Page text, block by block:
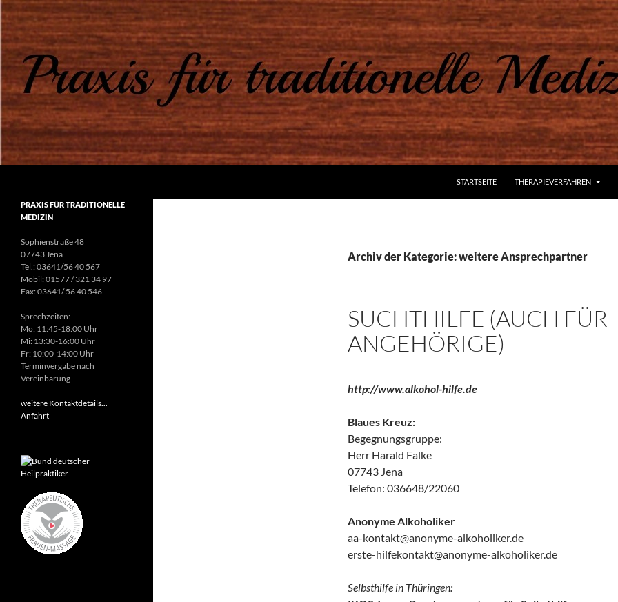
STARTSEITE
THERAPIEVERFAHREN
Archiv der Kategorie: weitere Ansprechpartner
SUCHTHILFE (AUCH FÜR
ANGEHÖRIGE)
http://www.alkohol-hilfe.de
Blaues Kreuz:
Begegnungsgruppe:
Herr Harald Falke
07743 Jena
Telefon: 036648/22060
Anonyme Alkoholiker
aa-kontakt@anonyme-alkoholiker.de
erste-hilfekontakt@anonyme-alkoholiker.de
Selbsthilfe in Thüringen:
PRAXIS FÜR TRADITIONELLE
MEDIZIN
Sophienstraße 48
07743 Jena
Tel.: 03641/56 40 567
Mobil: 01577 / 321 34 97
Fax: 03641/ 56 40 546
Sprechzeiten:
Mo: 11:45-18:00 Uhr
Mi: 13:30-16:00 Uhr
Fr: 10:00-14:00 Uhr
Terminvergabe nach
Vereinbarung
weitere Kontaktdetails...
Anfahrt